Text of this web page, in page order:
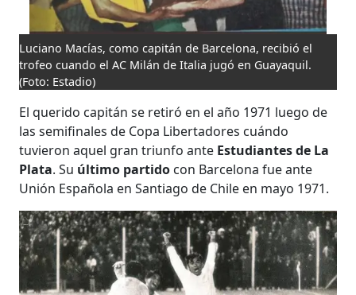
Luciano Macías, como capitán de Barcelona, recibió el
trofeo cuando el AC Milán de Italia jugó en Guayaquil.
(Foto: Estadio)
El querido capitán se retiró en el año 1971 luego de
las semifinales de Copa Libertadores cuándo
tuvieron aquel gran triunfo ante Estudiantes de La
Plata. Su último partido con Barcelona fue ante
Unión Española en Santiago de Chile en mayo 1971.